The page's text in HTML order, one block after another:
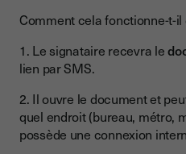
Comment cela fonctionne-t-
1. Le signataire recevra le
lien par SMS.
2. Il ouvre le document et
quel endroit (bureau, métro,
possède une connexion